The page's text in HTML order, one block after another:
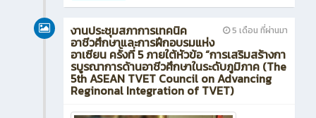
5 เดือน ที่ผ่านมา
งานประชุมสภาการเทคนิค
อาชีวศึกษาและการฝึกอบรมแห่ง
อาเซียน ครั้งที่ 5 ภายใต้หัวข้อ “การเสริมสร้างกา
รบูรณาการด้านอาชีวศึกษาในระดับภูมิภาค (The
5th ASEAN TVET Council on Advancing
Reginonal Integration of TVET)